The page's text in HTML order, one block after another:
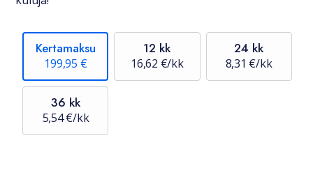
Kertamaksu
199,95 €
12 kk
16,62 €/kk
24 kk
8,31 €/kk
36 kk
5,54 €/kk